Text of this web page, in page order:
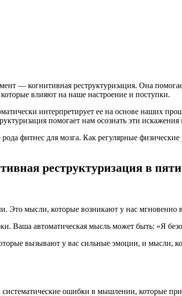
— когнитивная реструктуризация. Она
влияют на наше настроение и поступки.
интерпретирует ее на основе наших
помогает нам осознать эти искажения
фитнес для мозга. Как регулярные
реструктуризация в
Это мысли, которые возникают у нас мгновенно
Ваша автоматическая мысль может быть: «Я
вызывают у вас сильные эмоции, и мысли,
ошибки в мышлении, которые